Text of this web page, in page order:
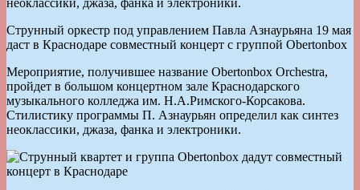
Струнный оркестр под управлением Павла Азнаурьяна 19 мая
даст в Краснодаре совместный концерт с группой Obertonbox
Мероприятие, получившее название Obertonbox Orchestra,
пройдет в большом концертном зале Краснодарского
музыкального колледжа им. Н.А.Римского-Корсакова.
Стилистику программы П. Азнаурьян определил как синтез
неоклассики, джаза, фанка и электроники.